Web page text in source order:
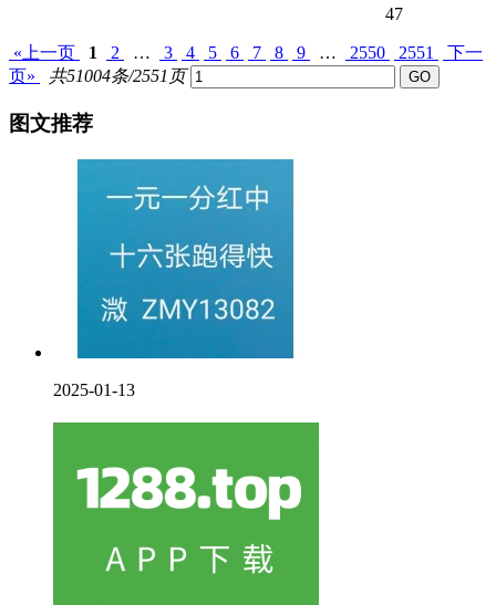
47
«上一页 1 2 … 3 4 5 6 7 8 9 … 2550 2551
下一
页»
共51004条/2551页
图文推荐
2025-01-13